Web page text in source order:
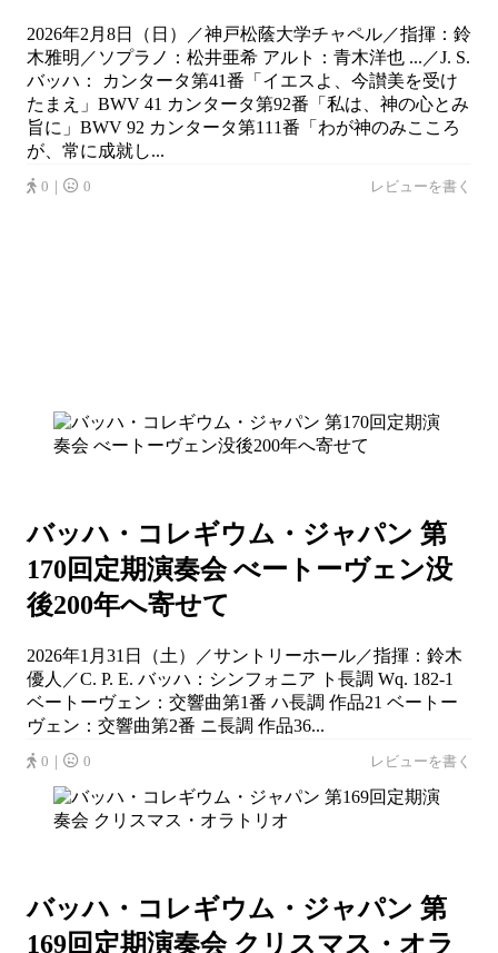
2026年2月8日（日）／神戸松蔭大学チャペル／指揮：鈴
木雅明／ソプラノ：松井亜希 アルト：青木洋也 ...／J. S.
バッハ： カンタータ第41番「イエスよ、今讃美を受け
たまえ」BWV 41 カンタータ第92番「私は、神の心とみ
旨に」BWV 92 カンタータ第111番「わが神のみこころ
が、常に成就し...
0｜ 0 レビューを書く
バッハ・コレギウム・ジャパン 第
170回定期演奏会 べートーヴェン没
後200年へ寄せて
2026年1月31日（土）／サントリーホール／指揮：鈴木
優人／C. P. E. バッハ：シンフォニア ト長調 Wq. 182-1
ベートーヴェン：交響曲第1番 ハ長調 作品21 ベートー
ヴェン：交響曲第2番 ニ長調 作品36...
0｜ 0 レビューを書く
バッハ・コレギウム・ジャパン 第
169回定期演奏会 クリスマス・オラ